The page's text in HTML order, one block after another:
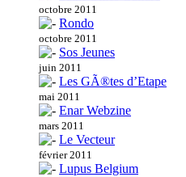
octobre 2011
Rondo
octobre 2011
Sos Jeunes
juin 2011
Les GÃ®tes d’Etape
mai 2011
Enar Webzine
mars 2011
Le Vecteur
février 2011
Lupus Belgium